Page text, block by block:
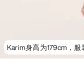
Karim身高为179cm，